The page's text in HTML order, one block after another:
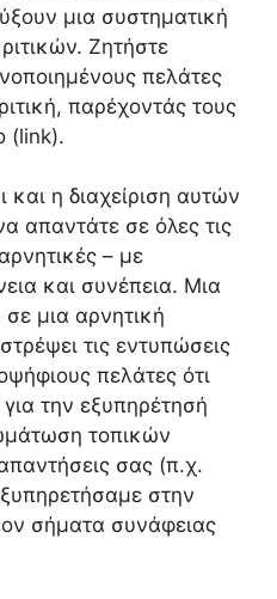
μια συστηματική
Ζητήστε
πελάτες
παρέχοντάς τους
(link).
και η διαχείριση αυτών
απαντάτε σε όλες τις
– με
και συνέπεια. Μια
μια αρνητική
τις εντυπώσεις
πελάτες ότι
την εξυπηρέτησή
τοπικών
σας (π.χ.
στην
σήματα συνάφειας